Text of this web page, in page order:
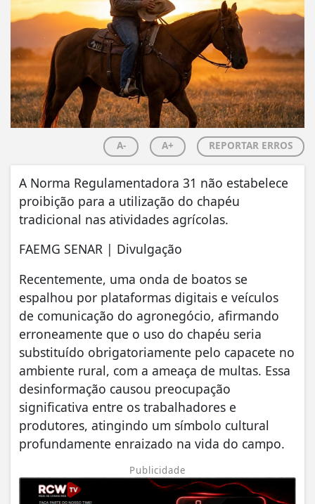
A- A+ REPORTAR ERROS
A Norma Regulamentadora 31 não estabelece
proibição para a utilização do chapéu
tradicional nas atividades agrícolas.
FAEMG SENAR | Divulgação
Recentemente, uma onda de boatos se
espalhou por plataformas digitais e veículos
de comunicação do agronegócio, afirmando
erroneamente que o uso do chapéu seria
substituído obrigatoriamente pelo capacete no
ambiente rural, com a ameaça de multas. Essa
desinformação causou preocupação
significativa entre os trabalhadores e
produtores, atingindo um símbolo cultural
profundamente enraizado na vida do campo.
Publicidade